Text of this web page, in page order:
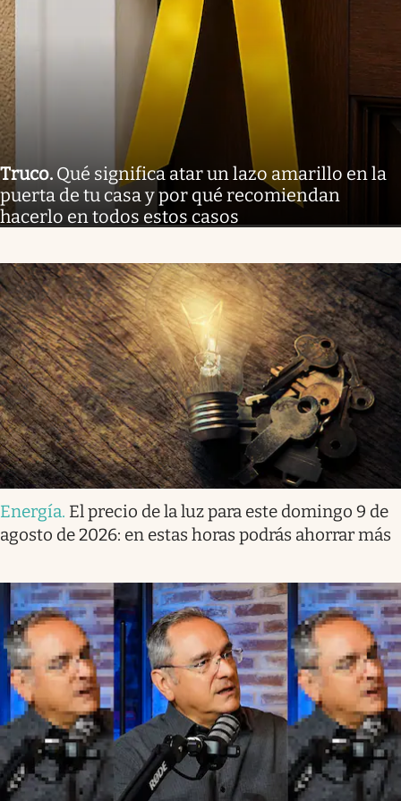
Truco. Qué significa atar un lazo amarillo en la
puerta de tu casa y por qué recomiendan
hacerlo en todos estos casos
Energía. El precio de la luz para este domingo 9 de
agosto de 2026: en estas horas podrás ahorrar más